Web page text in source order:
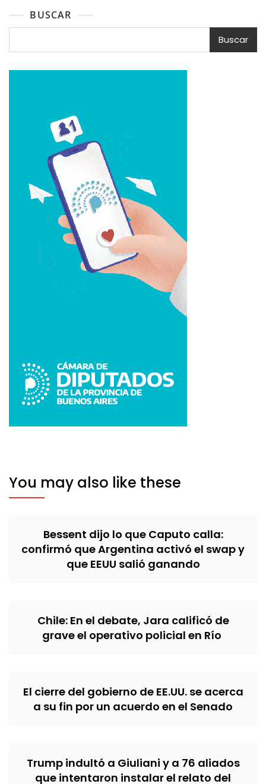
BUSCAR
Buscar
You may also like these
Bessent dijo lo que Caputo calla:
confirmó que Argentina activó el swap y
que EEUU salió ganando
Chile: En el debate, Jara calificó de
grave el operativo policial en Río
El cierre del gobierno de EE.UU. se acerca
a su fin por un acuerdo en el Senado
Trump indultó a Giuliani y a 76 aliados
que intentaron instalar el relato del